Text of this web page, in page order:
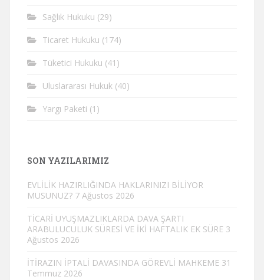
Sağlık Hukuku (29)
Ticaret Hukuku (174)
Tüketici Hukuku (41)
Uluslararası Hukuk (40)
Yargı Paketi (1)
SON YAZILARIMIZ
EVLİLİK HAZIRLIĞINDA HAKLARINIZI BİLİYOR
MUSUNUZ? 7 Ağustos 2026
TİCARİ UYUŞMAZLIKLARDA DAVA ŞARTI
ARABULUCULUK SÜRESİ VE İKİ HAFTALIK EK SÜRE 3
Ağustos 2026
İTİRAZIN İPTALİ DAVASINDA GÖREVLİ MAHKEME 31
Temmuz 2026